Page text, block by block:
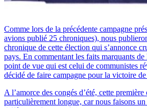
Comme lors de la précédente campagne
avions publié 25 chroniques), nous
chronique de cette élection qui s’annonce
pays. En commentant les faits marquants
point de vue qui est celui de communistes
décidé de faire campagne pour la victoire
A l’amorce des congés d’été, cette
particulièrement longue, car nous faisons